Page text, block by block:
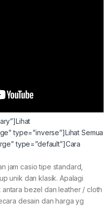
type=”inverse”]Lihat Semua
type=”default”]Cara
jam casio tipe standard,
unik dan klasik. Apalagi
bezel dan leather / cloth
desain dan harga yg